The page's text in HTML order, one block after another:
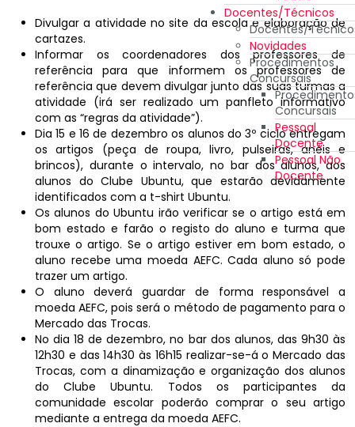
Docentes/Técnicos
Docentes/
Novidades
Procedimentos
Concursais
Concursais
Pessoal
Docente
Pessoal Não
Docente
Divulgar a atividade no site da escola e elaboração de
cartazes.
Informar os coordenadores dos professores de
referência para que informem os professores de
referência que devem divulgar junto das suas turmas a
atividade (irá ser realizado um panfleto informativo
com as “regras da atividade”).
Dia 15 e 16 de dezembro os alunos do 3º ciclo entregam
os artigos (peça de roupa, livro, pulseiras, anéis e
brincos), durante o intervalo, no bar dos alunos, aos
alunos do Clube Ubuntu, que estarão devidamente
identificados com a t-shirt Ubuntu.
Os alunos do Ubuntu irão verificar se o artigo está em
bom estado e farão o registo do aluno e turma que
trouxe o artigo. Se o artigo estiver em bom estado, o
aluno recebe uma moeda AEFC. Cada aluno só pode
trazer um artigo.
O aluno deverá guardar de forma responsável a
moeda AEFC, pois será o método de pagamento para o
Mercado das Trocas.
No dia 18 de dezembro, no bar dos alunos, das 9h30 às
12h30 e das 14h30 às 16h15 realizar-se-á o Mercado das
Trocas, com a dinamização e organização dos alunos
do Clube Ubuntu. Todos os participantes da
comunidade escolar poderão comprar o seu artigo
mediante a entrega da moeda AEFC.